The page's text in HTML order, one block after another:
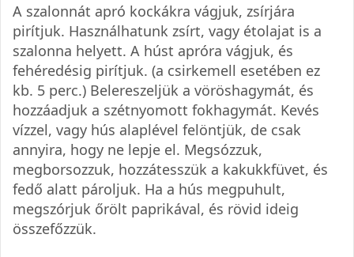
A szalonnát apró kockákra vágjuk, zsírjára
pirítjuk. Használhatunk zsírt, vagy étolajat is a
szalonna helyett. A húst apróra vágjuk, és
fehéredésig pirítjuk. (a csirkemell esetében ez
kb. 5 perc.) Belereszeljük a vöröshagymát, és
hozzáadjuk a szétnyomott fokhagymát. Kevés
vízzel, vagy hús alaplével felöntjük, de csak
annyira, hogy ne lepje el. Megsózzuk,
megborsozzuk, hozzátesszük a kakukkfüvet, és
fedő alatt pároljuk. Ha a hús megpuhult,
megszórjuk őrölt paprikával, és rövid ideig
összefőzzük.